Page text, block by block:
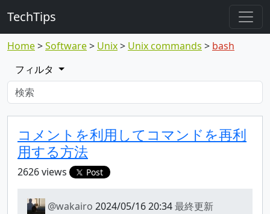
TechTips
Home Software Unix Unix commands
bash
フィルタ
対象のTopic
コメントを利用してコマンドを再利
用する方法
2626 views Post
@wakairo 2024/05/16 20:34最終更新